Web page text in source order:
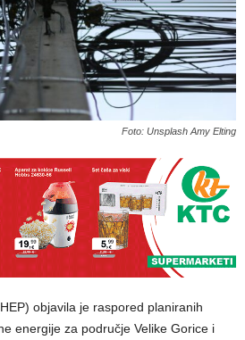
Foto: Unsplash Amy Elting
objavila je raspored planiranih
energije za područje Velike Gorice i